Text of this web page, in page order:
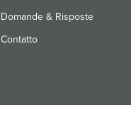
Domande & Risposte
Contatto